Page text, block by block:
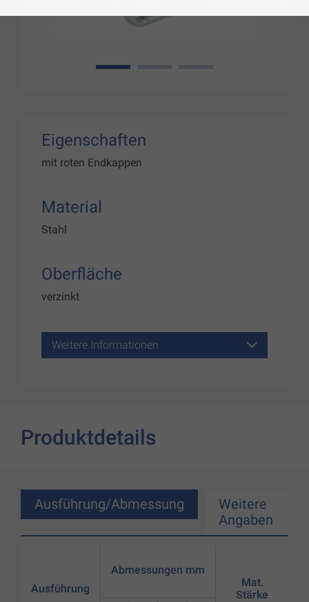
1
Eigenschaften
mit roten Endkappen
Material
Stahl
Oberfläche
verzinkt
Weitere Informationen
Produktdetails
Ausführung/Abmessung
Weitere
Angaben
Ausführung
Abmessungen mm
Mat.
Stärke